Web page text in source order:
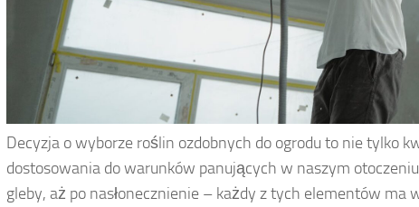
Decyzja o wyborze roślin ozdobnych do ogrodu to nie tylko
dostosowania do warunków panujących w naszym
gleby, aż po nasłonecznienie – każdy z tych elementów ma